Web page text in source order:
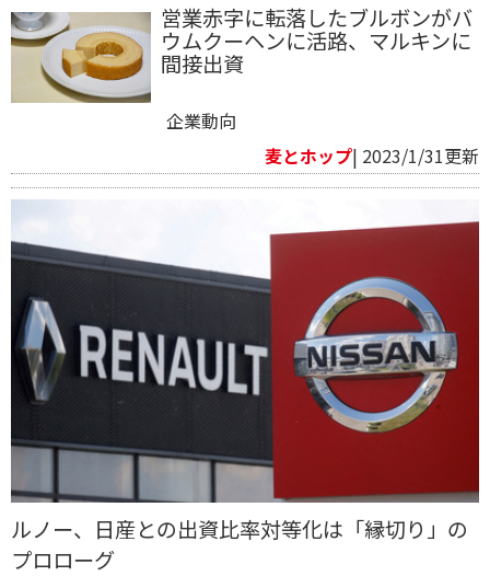
営業赤字に転落したブルボンがバ
ウムクーヘンに活路、マルキンに
間接出資
企業動向
麦とホップ| 2023/1/31更新
ルノー、日産との出資比率対等化は「縁切り」の
プロローグ